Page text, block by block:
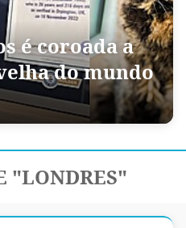
é coroada a
do mundo
"LONDRES"